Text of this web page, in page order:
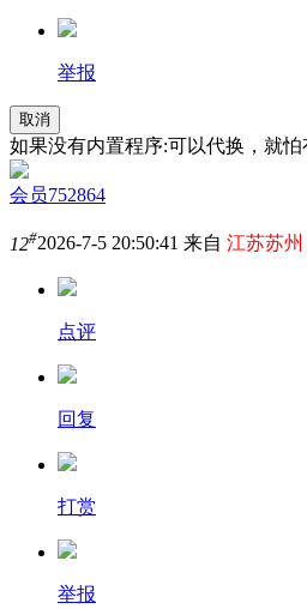
举报
取消
如果没有内置程序:可以代换，就怕
会员752864
12#2026-7-5 20:50:41 来自 江苏苏州
点评
回复
打赏
举报